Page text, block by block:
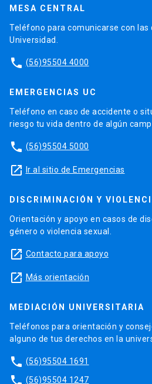
MESA CENTRAL
Teléfono para comunicarse con las
Universidad.
phone (56)95504 4000
EMERGENCIAS UC
Teléfono en caso de accidente o
riesgo tu vida dentro de algún
phone (56)95504 5000
launch Ir al sitio de Emergencias
DISCRIMINACIÓN Y
Orientación y apoyo en casos de
género o violencia sexual.
launch Contacto para apoyo
launch Más orientación
MEDIACIÓN UNIVERSITARIA
Teléfonos para orientación y
alguno de tus derechos en la
phone (56)95504 1691
phone (56)95504 1247